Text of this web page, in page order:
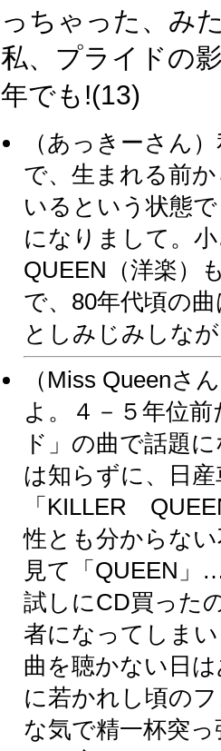
っちゃった、み
私、プライドの
年でも!(13)
（あっきーさん
で、生まれる前
いるという状態
になりまして。
QUEEN（洋楽）
で、80年代頃の
としみじみしな
（Miss Queenさ
よ。４－５年位
ド」の曲で話題
は知らずに、日
「KILLER
性とも分からな
見て「QUEEN」
試しにCD買った
者になってしま
曲を聴かない日
に若かれし頃の
な気で精一杯突